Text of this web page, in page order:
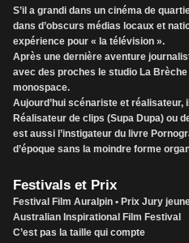
S’il a grandi dans un cinéma de
dans d’obscurs médias locaux et
expérience pour « la télévision ».
Après une dernière aventure
avec des proches le studio La
monospace.
Aujourd’hui scénariste et
Réalisateur de clips (Supa Dupa) ou
est aussi l’instigateur du livre
d’époque sans la moindre forme
Festivals et Prix
Festival Film Auralpin • Prix Jury
Australian Inspirational Film Festival
C’est pas la taille qui compte